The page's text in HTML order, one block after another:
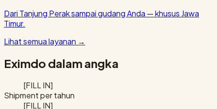
Dari Tanjung Perak sampai gudang Anda — khusus Jawa
Timur.
Lihat semua layanan →
Eximdo dalam angka
[FILL IN]
Shipment per tahun
[FILL IN]